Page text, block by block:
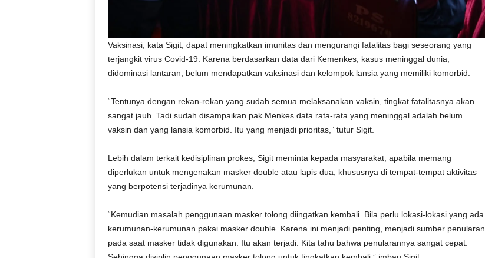
Vaksinasi, kata Sigit, dapat meningkatkan imunitas dan mengurangi fatalitas bagi seseorang yang
terjangkit virus Covid-19. Karena berdasarkan data dari Kemenkes, kasus meninggal dunia,
didominasi lantaran, belum mendapatkan vaksinasi dan kelompok lansia yang memiliki komorbid.
“Tentunya dengan rekan-rekan yang sudah semua melaksanakan vaksin, tingkat fatalitasnya akan
sangat jauh. Tadi sudah disampaikan pak Menkes data rata-rata yang meninggal adalah belum
vaksin dan yang lansia komorbid. Itu yang menjadi prioritas,” tutur Sigit.
Lebih dalam terkait kedisiplinan prokes, Sigit meminta kepada masyarakat, apabila memang
diperlukan untuk mengenakan masker double atau lapis dua, khususnya di tempat-tempat aktivitas
yang berpotensi terjadinya kerumunan.
“Kemudian masalah penggunaan masker tolong diingatkan kembali. Bila perlu lokasi-lokasi yang ada
kerumunan-kerumunan pakai masker double. Karena ini menjadi penting, menjadi sumber penularan
pada saat masker tidak digunakan. Itu akan terjadi. Kita tahu bahwa penularannya sangat cepat.